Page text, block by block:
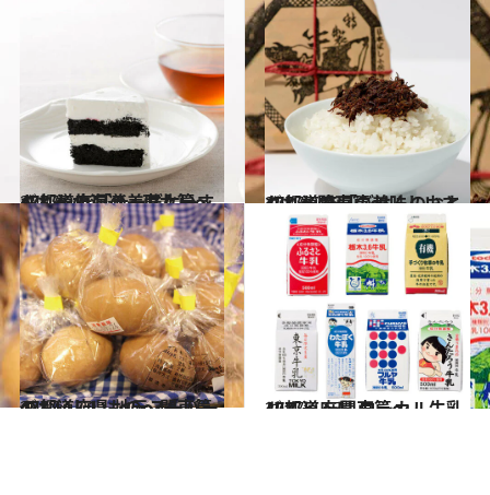
2017.9.17
47都道府県の美味しいすぐれもの 「チーズケーキ」～北海道・東北篇～
グルメ 2017.8.13
47都道府県の美味しいすぐれもの 「ごはんのおとも」～関東篇～
グルメ
2017.1.21
47都道府県 地元スーパーのおいしいもの～関東篇～
グルメ 2017.7.17
47都道府県 ローカル牛乳リスト ～関東篇～
グルメ